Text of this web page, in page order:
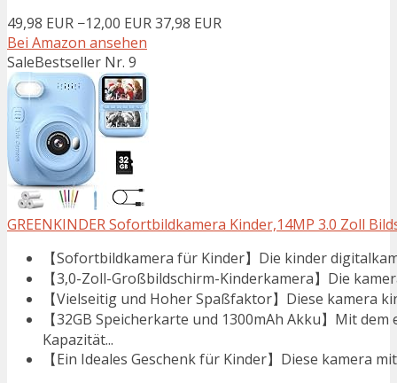
49,98 EUR −12,00 EUR37,98 EUR
Bei Amazon ansehen
SaleBestseller Nr. 9
GREENKINDER Sofortbildkamera Kinder,14MP 3.0 Zoll
【Sofortbildkamera für Kinder】Die kinder
【3,0-Zoll-Großbildschirm-Kinderkamera】Die
【Vielseitig und Hoher Spaßfaktor】Diese kamera
【32GB Speicherkarte und 1300mAh Akku】Mit
Kapazität...
【Ein Ideales Geschenk für Kinder】Diese kamera